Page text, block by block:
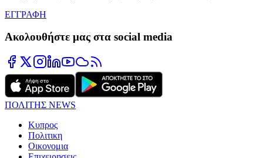
ΕΓΓΡΑΦΗ
Ακολουθήστε μας στα social media
ΠΟΛΙΤΗΣ NEWS
Κυπρος
Πολιτικη
Οικονομια